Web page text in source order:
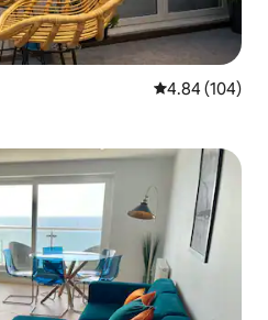
平均评分 4.84
4.84 (104)